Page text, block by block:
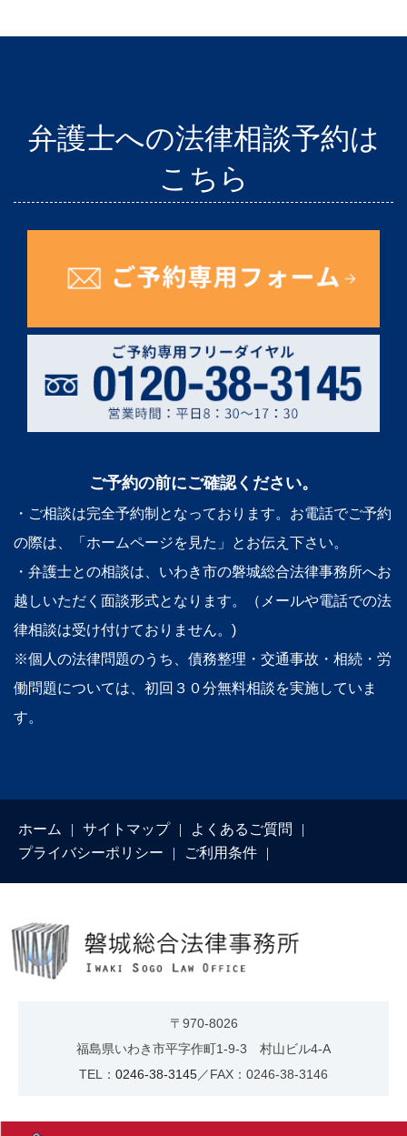
弁護士への法律相談予約は
こちら
ご予約の前にご確認ください。
・ご相談は完全予約制となっております。お電話でご予約
の際は、「ホームページを見た」とお伝え下さい。
・弁護士との相談は、いわき市の磐城総合法律事務所へお
越しいただく面談形式となります。（メールや電話での法
律相談は受け付けておりません。)
※個人の法律問題のうち、債務整理・交通事故・相続・労
働問題については、初回３０分無料相談を実施していま
す。
ホーム サイトマップ
よくあるご質問
プライバシーポリシー
ご利用条件
〒970-8026
福島県いわき市平字作町1-9-3 村山ビル4-A
TEL： 0246-38-3145／FAX：0246-38-3146